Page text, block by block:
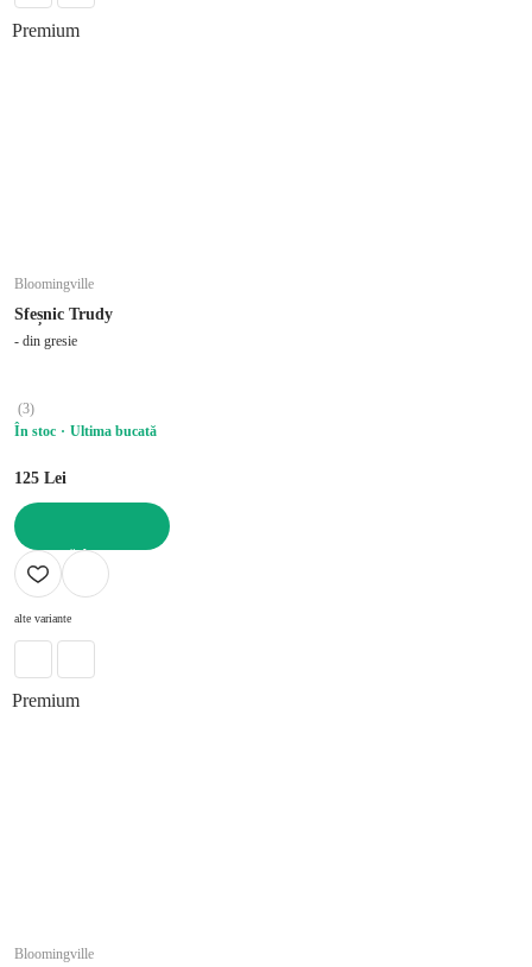
Premium
Bloomingville
Sfeșnic Trudy
- din gresie
(3)
În stoc
Ultima bucată
125 Lei
ADAUGĂ ÎN COȘ
alte variante
Premium
Bloomingville